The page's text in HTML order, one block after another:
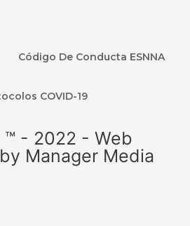
Código De Conducta ESNNA
COVID-19
™ - 2022 - Web
Manager Media